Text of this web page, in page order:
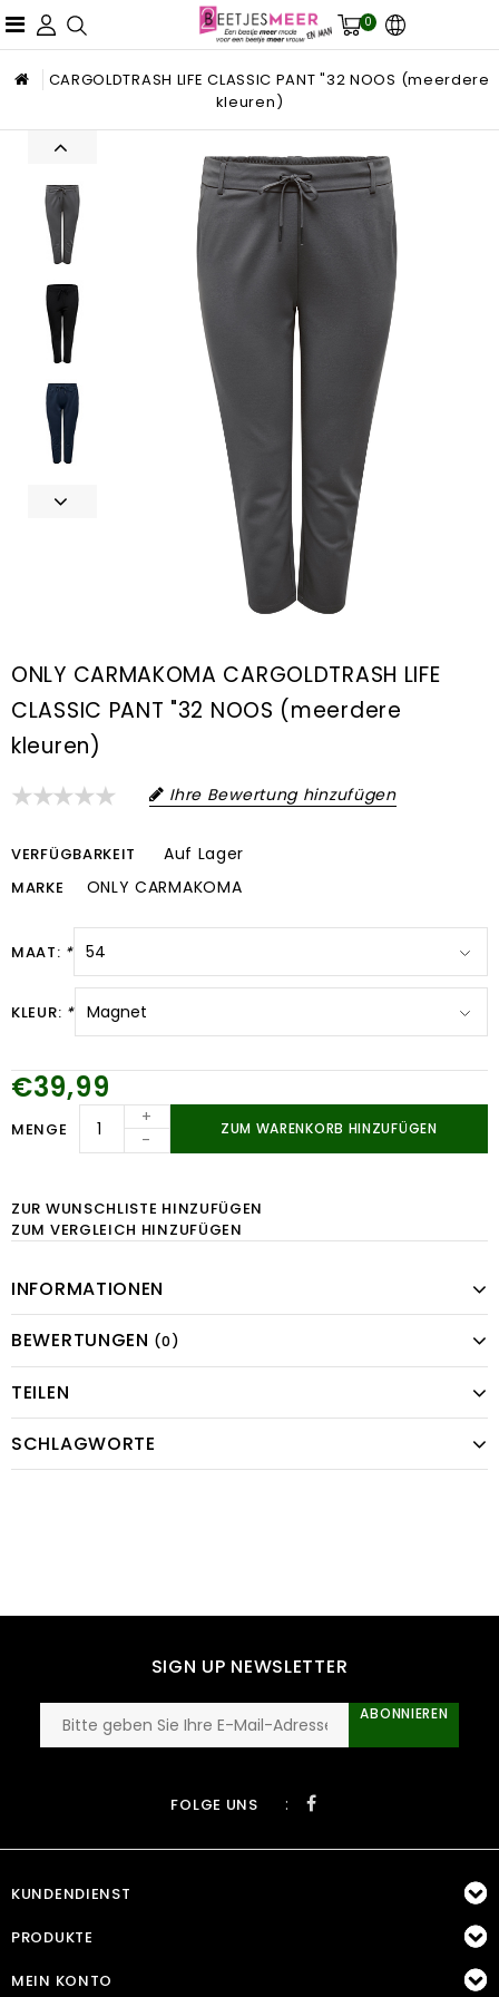
0
CARGOLDTRASH LIFE CLASSIC PANT "32 NOOS (meerdere
kleuren)
ONLY CARMAKOMA CARGOLDTRASH LIFE
CLASSIC PANT "32 NOOS (meerdere
kleuren)
Ihre Bewertung hinzufügen
VERFÜGBARKEIT Auf Lager
MARKE ONLY CARMAKOMA
MAAT: *
KLEUR: *
€39,99
MENGE
+
-
ZUM WARENKORB HINZUFÜGEN
ZUR WUNSCHLISTE HINZUFÜGEN
ZUM VERGLEICH HINZUFÜGEN
INFORMATIONEN
BEWERTUNGEN (0)
TEILEN
SCHLAGWORTE
SIGN UP NEWSLETTER
ABONNIEREN
FOLGE UNS :
KUNDENDIENST
PRODUKTE
MEIN KONTO